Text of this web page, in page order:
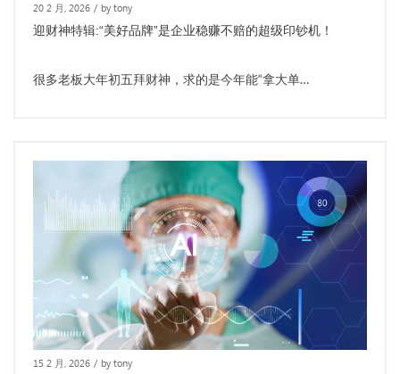
20 2 月, 2026 / by tony
迎财神特辑:“美好品牌”是企业稳赚不赔的超级印钞机！
很多老板大年初五拜财神，求的是今年能“拿大单…
15 2 月, 2026 / by tony